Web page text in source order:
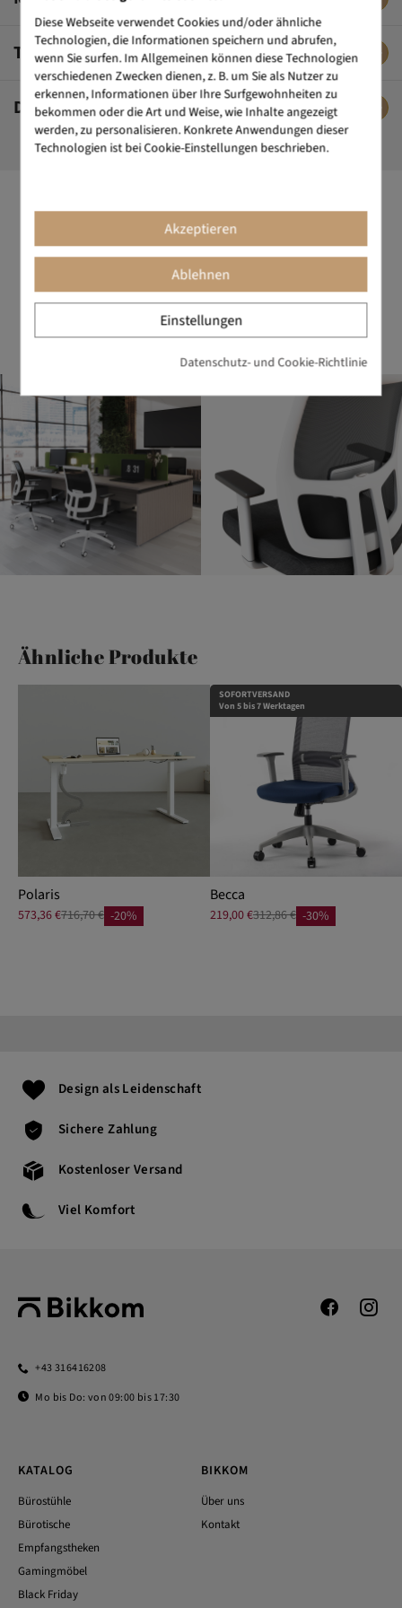
TECHNISCHE DATEN
DAS SAGEN UNSERE KUNDEN
DESIGN ALS MANTRA
Die Marke für Büromöbel mit dem gewissen Etwas. Design ist
unserer Markenzeichen. Wir schaffen Objekte, die Schönheit
und Nutzen perfekt vereinen. BIKKOM steht für erstklassiges
Büromöbeldesign mit ausgezeichnetem Preis-Leistungs-
Verhältnis.
Ähnliche Produkte
Polaris
573,36 €716,70 € -20%
SOFORTVERSAND
Von 5 bis 7 Werktagen
Becca
219,00 €312,86 € -30%
Design als Leidenschaft
Sichere Zahlung
Kostenloser Versand
Viel Komfort
+43 316416208
Mo bis Do: von 09:00 bis 17:30
KATALOG
Bürostühle
Bürotische
Empfangstheken
Gamingmöbel
Black Friday
BIKKOM
Über uns
Kontakt
Diese Webseite verwendet Cookies und/oder ähnliche
Technologien, die Informationen speichern und abrufen,
wenn Sie surfen. Im Allgemeinen können diese Technologien
verschiedenen Zwecken dienen, z. B. um Sie als Nutzer zu
erkennen, Informationen über Ihre Surfgewohnheiten zu
bekommen oder die Art und Weise, wie Inhalte angezeigt
werden, zu personalisieren. Konkrete Anwendungen dieser
Technologien ist bei Cookie-Einstellungen beschrieben.
Akzeptieren
Ablehnen
Einstellungen
Datenschutz- und Cookie-Richtlinie